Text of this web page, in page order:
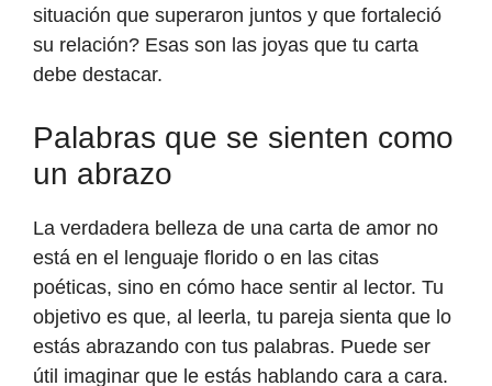
situación que superaron juntos y que fortaleció
su relación? Esas son las joyas que tu carta
debe destacar.
Palabras que se sienten como
un abrazo
La verdadera belleza de una carta de amor no
está en el lenguaje florido o en las citas
poéticas, sino en cómo hace sentir al lector. Tu
objetivo es que, al leerla, tu pareja sienta que lo
estás abrazando con tus palabras. Puede ser
útil imaginar que le estás hablando cara a cara.